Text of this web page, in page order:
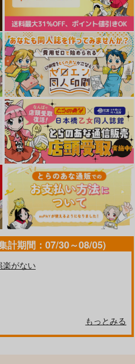
計期間：07/30～08/05)
楽がない
もっとみる